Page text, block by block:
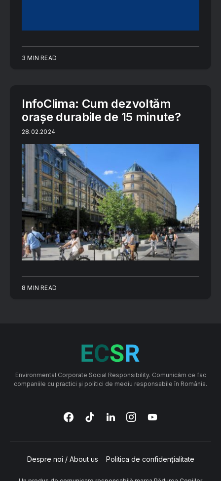
3 MIN READ
InfoClima: Cum dezvoltăm
orașe durabile de 15 minute?
28.02.2024
8 MIN READ
Environmental Corporate Social Responsibility. Comunicăm ce fac
companiile cu practici și politici de mediu responsabile în România.
Despre noi / About us Politica de confidențialitate